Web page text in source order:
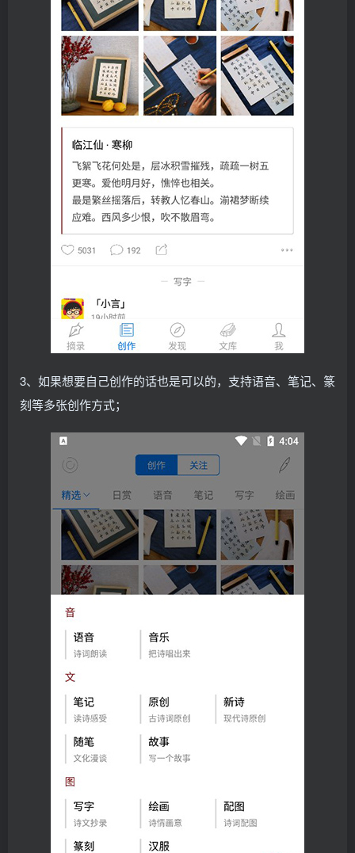
3、如果想要自己创作的话也是可以的，支持语音、笔记、篆
刻等多张创作方式；